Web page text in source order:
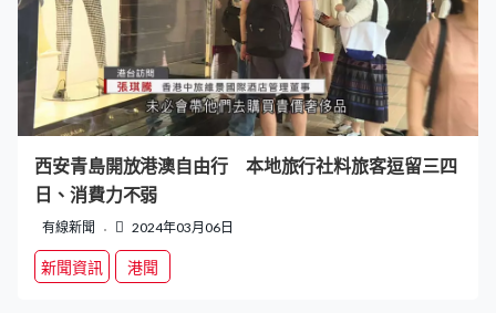
西安青島開放港澳自由行 本地旅行社料旅客逗留三四
日、消費力不弱
有線新聞 2024年03月06日
新聞資訊 港聞